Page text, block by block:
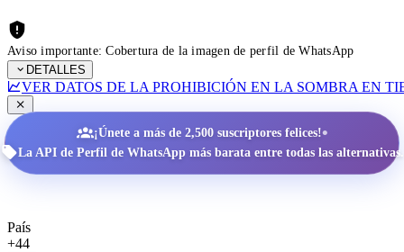
Aviso importante: Cobertura de la imagen de perfil de WhatsApp
DETALLES
VER DATOS DE LA PROHIBICIÓN EN LA SOMBRA EN
¡Únete a más de 2,500 suscriptores felices!•
La API de Perfil de WhatsApp más barata entre todas las alternativas.
País
+44